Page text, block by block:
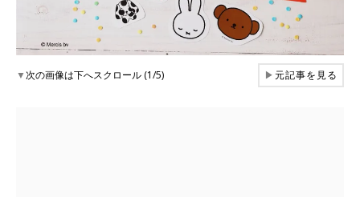
▼次の画像は下へスクロール (1/5) ▶元記事を見る